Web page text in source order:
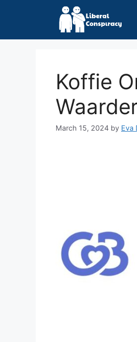
Koffie
March 15, 2024 by Eva